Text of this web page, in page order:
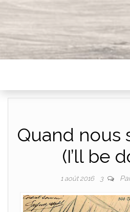
Quand nous
(I’ll be
1 août 2016 3